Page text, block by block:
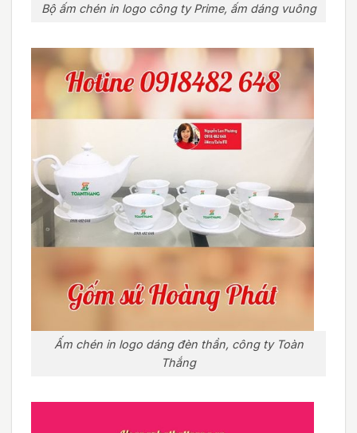
Bộ ấm chén in logo công ty Prime, ấm dáng vuông
Ấm chén in logo dáng đèn thần, công ty Toàn
Thắng